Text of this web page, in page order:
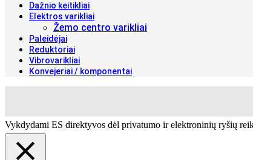
Dažnio keitikliai
Elektros varikliai
Žemo centro varikliai
Paleidėjai
Reduktoriai
Vibrovarikliai
Konvejeriai / komponentai
Vykdydami ES direktyvos dėl privatumo ir elektroninių ryšių